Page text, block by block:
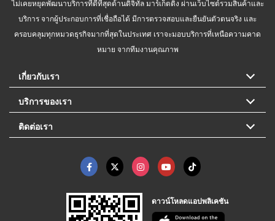
ไม่เคยหยุดพัฒนาบริการที่ดีที่สุดด้านดิจิทัล มาร์เก็ตติ้ง ผ่านเว็บไซต์รวมสินค้าและ
บริการ จากผู้ประกอบการที่เชื่อถือได้ มีการตรวจสอบและยืนยันตัวตนจริง และ
ครอบคลุมทุกหมวดธุรกิจมากที่สุดในประเทศ เราจะมอบบริการที่เหนือความคาด
หมาย จากทีมงานคุณภาพ
เกี่ยวกับเรา
บริการของเรา
ติดต่อเรา
ดาวน์โหลดแอปพลิเคชัน